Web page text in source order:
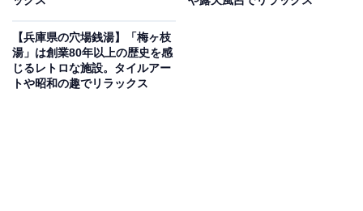
の天然漢方・薬草風呂をはじめ、マッサージ浴槽、電気
風呂、エステバスなど多彩な設備が揃う銭湯です。サウ
ナも遠赤外線サウナ、炭サウナ、スチームサウナと充実
【兵庫県の穴場銭湯】「梅ヶ枝
湯」は創業80年以上の歴史を感
じるレトロな施設。タイルアー
トや昭和の趣でリラックス